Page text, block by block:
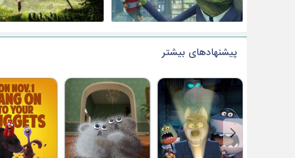
پیشنهادهای بیشتر